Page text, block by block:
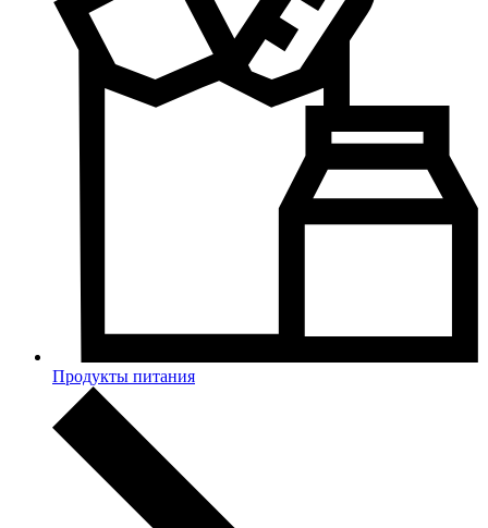
Продукты питания